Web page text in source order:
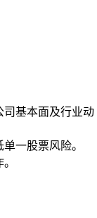
司基本面及行业动
一股票风险。